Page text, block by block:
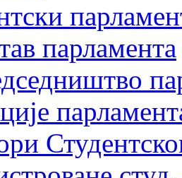
парламента